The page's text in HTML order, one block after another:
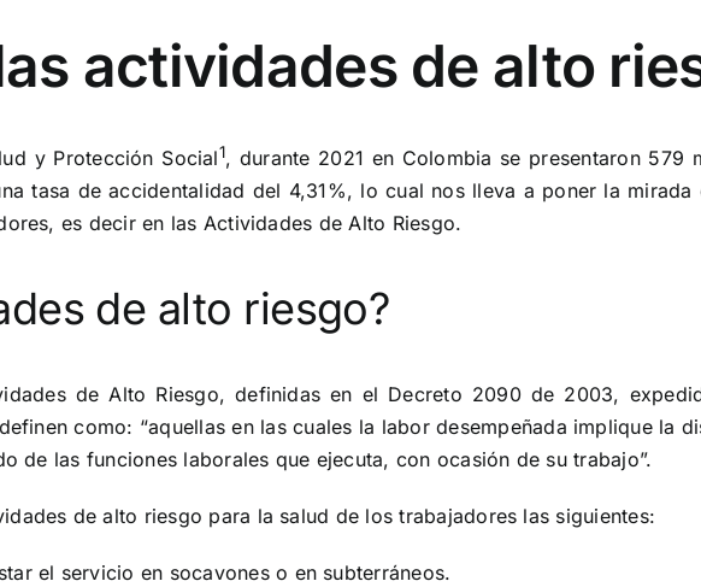
actividades de alto
y Protección Social1, durante 2021 en Colombia se presentaron 579
tasa de accidentalidad del 4,31%, lo cual nos lleva a poner la
es decir en las Actividades de Alto Riesgo.
de alto riesgo?
de Alto Riesgo, definidas en el Decreto 2090 de 2003,
como: “aquellas en las cuales la labor desempeñada implique la
de las funciones laborales que ejecuta, con ocasión de su trabajo”.
de alto riesgo para la salud de los trabajadores las siguientes:
el servicio en socavones o en subterráneos.